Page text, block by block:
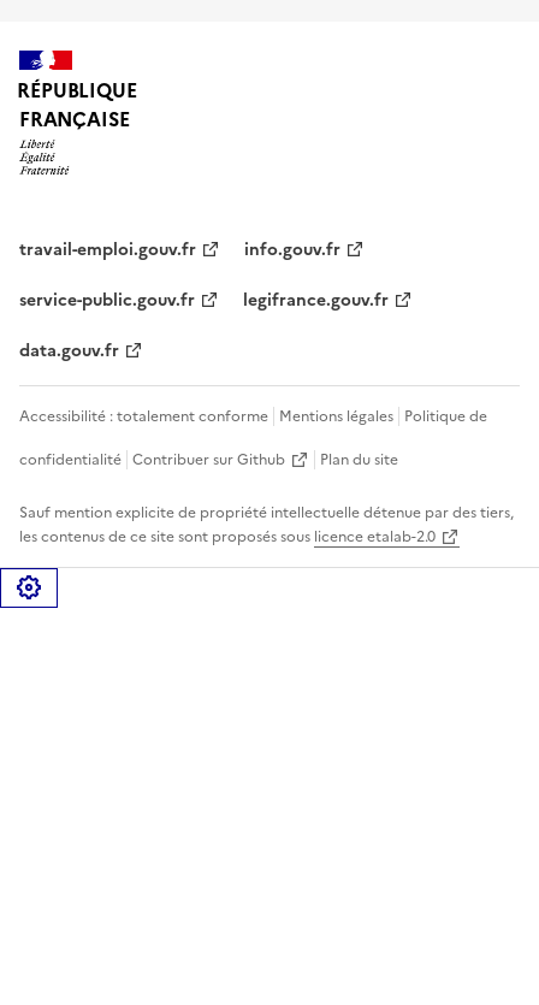
RÉPUBLIQUE
FRANÇAISE
travail-emploi.gouv.fr
info.gouv.fr
service-public.gouv.fr
legifrance.gouv.fr
data.gouv.fr
Accessibilité : totalement conforme Mentions légales Politique de
confidentialité Contribuer sur Github Plan du site
Sauf mention explicite de propriété intellectuelle détenue par des tiers,
les contenus de ce site sont proposés sous licence etalab-2.0
Gérer les cookies